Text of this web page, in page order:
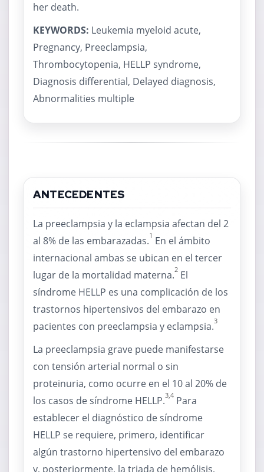
her death.
KEYWORDS: Leukemia myeloid acute,
Pregnancy, Preeclampsia,
Thrombocytopenia, HELLP syndrome,
Diagnosis differential, Delayed diagnosis,
Abnormalities multiple
ANTECEDENTES
La preeclampsia y la eclampsia afectan del 2
al 8% de las embarazadas.1 En el ámbito
internacional ambas se ubican en el tercer
lugar de la mortalidad materna.2 El
síndrome HELLP es una complicación de los
trastornos hipertensivos del embarazo en
pacientes con preeclampsia y eclampsia.3
La preeclampsia grave puede manifestarse
con tensión arterial normal o sin
proteinuria, como ocurre en el 10 al 20% de
los casos de síndrome HELLP.3,4 Para
establecer el diagnóstico de síndrome
HELLP se requiere, primero, identificar
algún trastorno hipertensivo del embarazo
y, posteriormente, la triada de hemólisis,